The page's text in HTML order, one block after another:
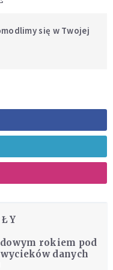
się w Twojej
rokiem pod
danych